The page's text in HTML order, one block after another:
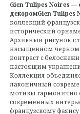
Gien Tulipes Noires —
декоромGien Tulipes
коллекций
исторический
Архивный рисунок
насыщенном черном
контраст с
настоящим
Коллекция
лаконичный
мотивы гармонично
современных
французскому